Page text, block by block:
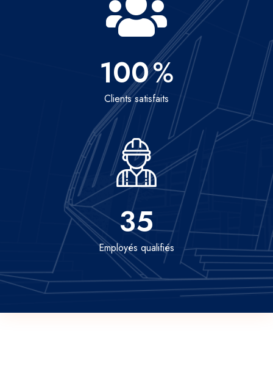
100%
Clients satisfaits
35
Employés qualifiés